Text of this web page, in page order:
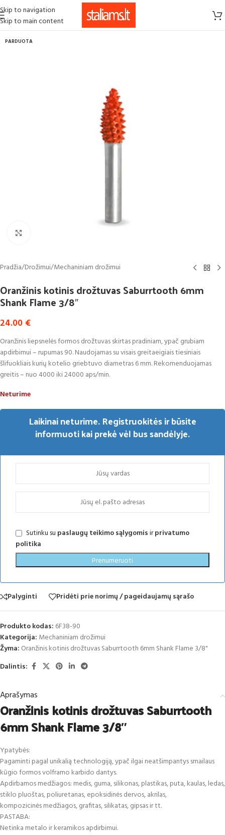
Skip to navigation
Skip to main content
PARDUOTA
Pradžia/Drožimui/Mechaniniam drožimui
Oranžinis kotinis drožtuvas Saburrtooth 6mm
Shank Flame 3/8″
24.00 €
Oranžinis liepsnelės formos drožtuvas skirtas pradiniam, ypač grubiam
apdirbimui – rupumas 90. Naudojamas su visais greitaeigiais tiesiniais
šlifuokliais kurių kotelio griebtuvo diametras 6 mm. Rekomenduojamas
greitis – nuo 4000 iki 24000 aps/min.
Neturime
Laikinai neturime. Registruokitės ir būsite
informuoti kai prekė vėl bus sandėlyje.
Sutinku su paslaugų teikimo sąlygomisirprivatumo
politika
Prenumeruoti
Palyginti Pridėti prie norimų / pageidaujamų sąrašo
Produkto kodas: 6F38-90
Kategorija: Mechaniniam drožimui
Žyma: Oranžinis kotinis drožtuvas Saburrtooth 6mm Shank Flame 3/8"
Dalintis:
Aprašymas
Oranžinis kotinis drožtuvas Saburrtooth
6mm Shank Flame 3/8″
Ypatybės:
Pagaminti pagal unikalią technologiją, ypač ilgai neatšimpantys smailaus
kūgio formos volframo karbido dantys.
Apdirbamos medžiagos: medis, guma, silikonas, plastikas, puta, kaulas, ledas,
stiklo pluoštas, poliuretanas, epoksidinės dervos, akrilas,
kompozicinės medžiagos, grafitas, silikatas, gipsas ir tt.
PASTABA:
Netinka metalo ir keramikos apdirbimui.